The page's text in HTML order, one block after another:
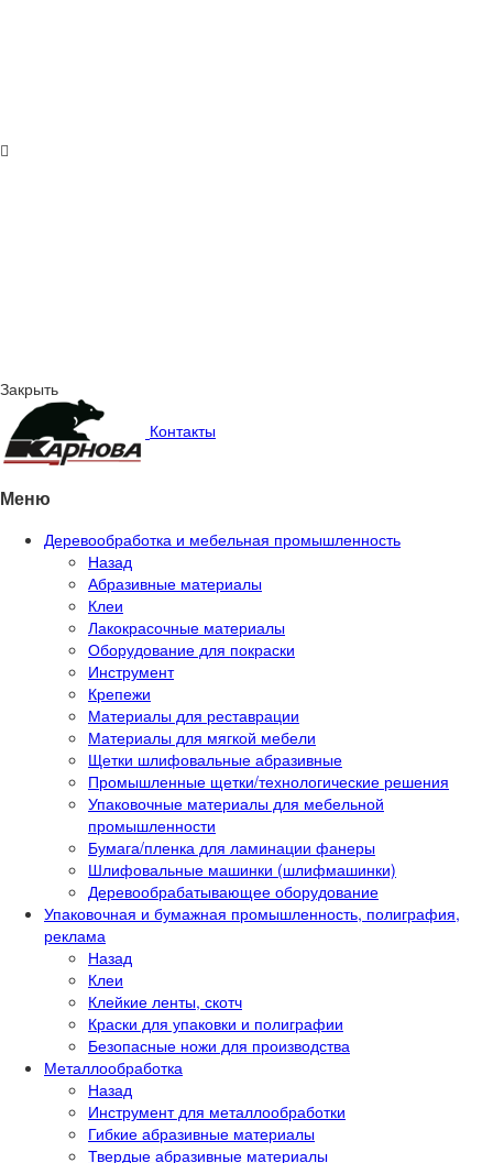
Закрыть
Контакты
Меню
Деревообработка и мебельная промышленность
Назад
Абразивные материалы
Клеи
Лакокрасочные материалы
Оборудование для покраски
Инструмент
Крепежи
Материалы для реставрации
Материалы для мягкой мебели
Щетки шлифовальные абразивные
Промышленные щетки/технологические решения
Упаковочные материалы для мебельной
промышленности
Бумага/пленка для ламинации фанеры
Шлифовальные машинки (шлифмашинки)
Деревообрабатывающее оборудование
Упаковочная и бумажная промышленность, полиграфия,
реклама
Назад
Клеи
Клейкие ленты, скотч
Краски для упаковки и полиграфии
Безопасные ножи для производства
Металлообработка
Назад
Инструмент для металлообработки
Гибкие абразивные материалы
Твердые абразивные материалы